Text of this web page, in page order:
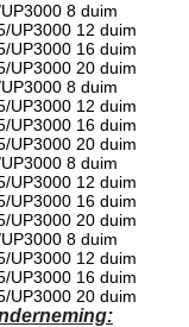
8 duim
UP3000 12 duim
UP3000 16 duim
UP3000 20 duim
8 duim
UP3000 12 duim
UP3000 16 duim
UP3000 20 duim
8 duim
UP3000 12 duim
UP3000 16 duim
UP3000 20 duim
8 duim
UP3000 12 duim
UP3000 16 duim
UP3000 20 duim